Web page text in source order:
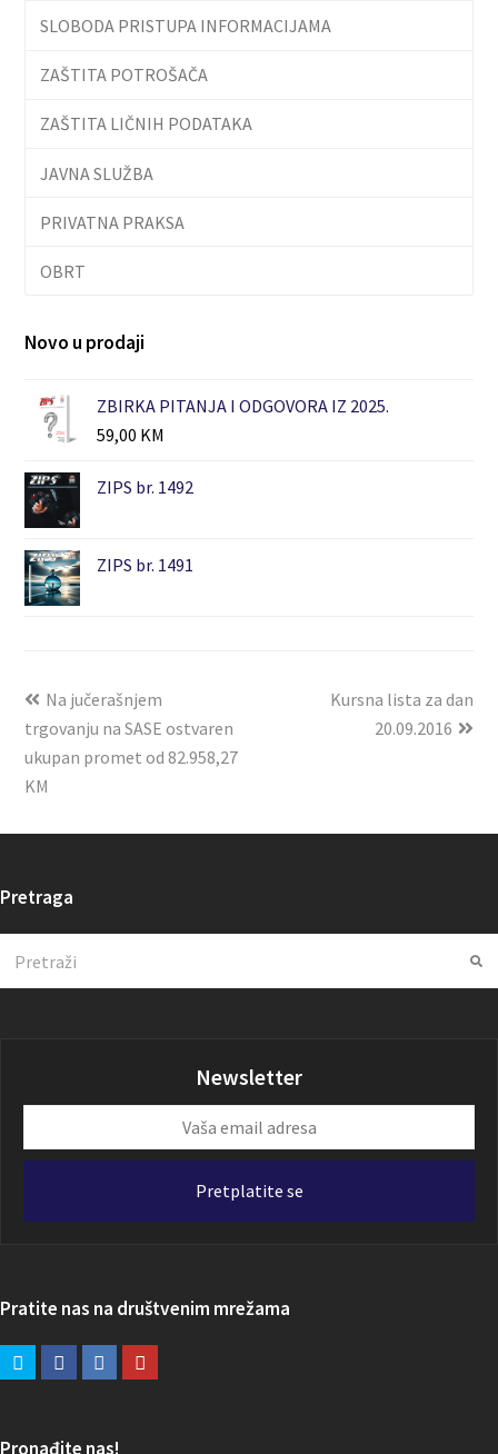
SLOBODA PRISTUPA INFORMACIJAMA
ZAŠTITA POTROŠAČA
ZAŠTITA LIČNIH PODATAKA
JAVNA SLUŽBA
PRIVATNA PRAKSA
OBRT
Novo u prodaji
ZBIRKA PITANJA I ODGOVORA IZ 2025.
59,00 KM
ZIPS br. 1492
ZIPS br. 1491
Na jučerašnjem
trgovanju na SASE ostvaren
ukupan promet od 82.958,27
KM
Kursna lista za dan
20.09.2016
Pretraga
Newsletter
email
Pretplatite se
Pratite nas na društvenim mrežama
Pronađite nas!